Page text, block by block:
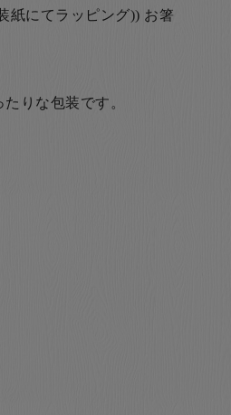
紙にてラッピング)) お箸
りな包装です。